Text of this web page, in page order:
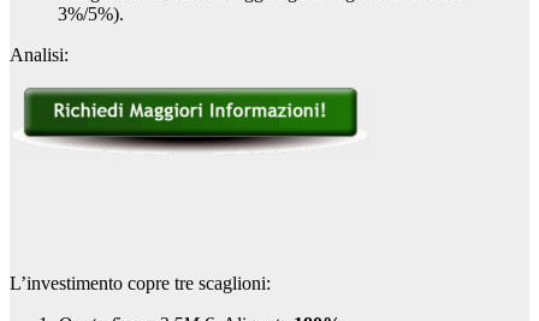
3%/5%).
Analisi:
L’investimento copre tre scaglioni: